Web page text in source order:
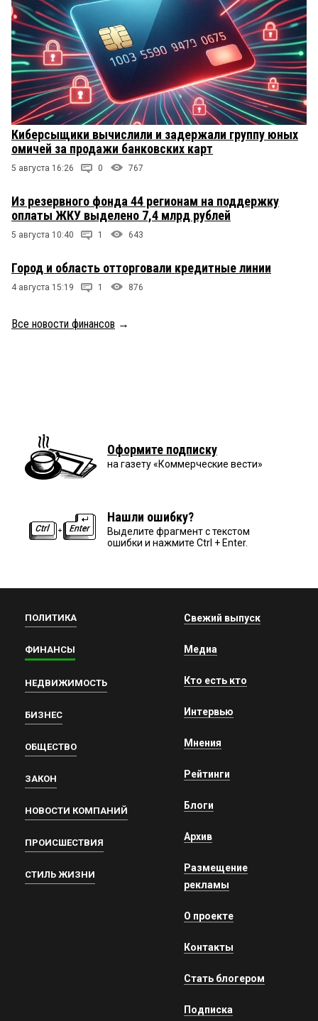
Киберсыщики вычислили и задержали группу юных
омичей за продажи банковских карт
5 августа 16:26 0 767
Из резервного фонда 44 регионам на поддержку
оплаты ЖКУ выделено 7,4 млрд рублей
5 августа 10:40 1 643
Город и область отторговали кредитные линии
4 августа 15:19 1 876
Все новости финансов →
Оформите подписку
на газету «Коммерческие вести»
Нашли ошибку?
Выделите фрагмент с текстом
ошибки и нажмите Ctrl + Enter.
ПОЛИТИКА
ФИНАНСЫ
НЕДВИЖИМОСТЬ
БИЗНЕС
ОБЩЕСТВО
ЗАКОН
НОВОСТИ КОМПАНИЙ
ПРОИСШЕСТВИЯ
СТИЛЬ ЖИЗНИ
Свежий выпуск
Медиа
Кто есть кто
Интервью
Мнения
Рейтинги
Блоги
Архив
Размещение
рекламы
О проекте
Контакты
Стать блогером
Подписка